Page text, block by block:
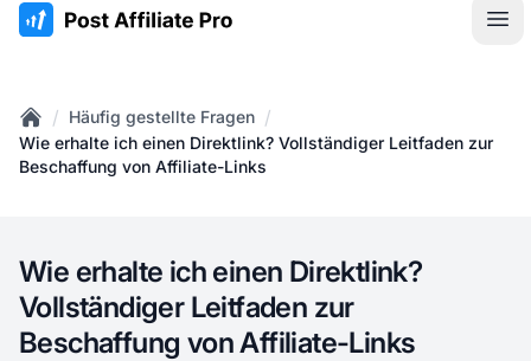
:site.title
Home
/ Häufig gestellte Fragen /
Wie erhalte ich einen Direktlink? Vollständiger Leitfaden zur
Beschaffung von Affiliate-Links
Wie erhalte ich einen Direktlink?
Vollständiger Leitfaden zur
Beschaffung von Affiliate-Links